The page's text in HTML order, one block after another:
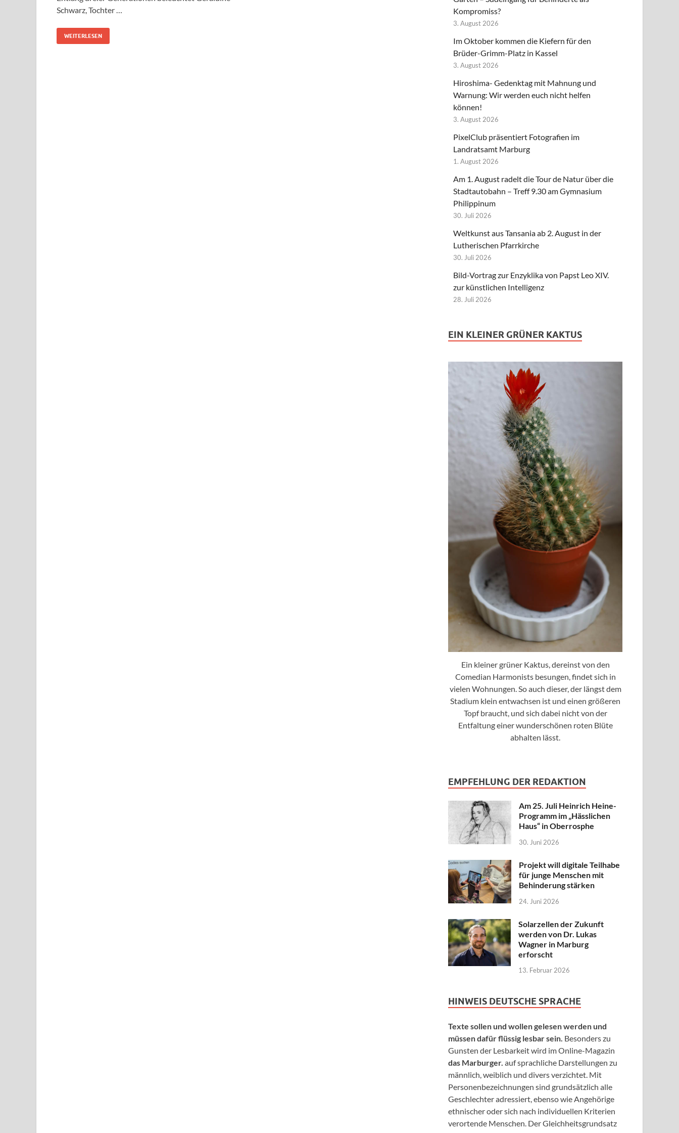
Schwarz, Tochter …
WEITERLESEN
Kompromiss?
3. August 2026
Im Oktober kommen die Kiefern für den
Brüder-Grimm-Platz in Kassel
3. August 2026
Hiroshima- Gedenktag mit Mahnung und
Warnung: Wir werden euch nicht helfen
können!
3. August 2026
PixelClub präsentiert Fotografien im
Landratsamt Marburg
1. August 2026
Am 1. August radelt die Tour de Natur über die
Stadtautobahn – Treff 9.30 am Gymnasium
Philippinum
30. Juli 2026
Weltkunst aus Tansania ab 2. August in der
Lutherischen Pfarrkirche
30. Juli 2026
Bild-Vortrag zur Enzyklika von Papst Leo XIV.
zur künstlichen Intelligenz
28. Juli 2026
EIN KLEINER GRÜNER KAKTUS
Ein kleiner grüner Kaktus, dereinst von den
Comedian Harmonists besungen, findet sich in
vielen Wohnungen. So auch dieser, der längst dem
Stadium klein entwachsen ist und einen größeren
Topf braucht, und sich dabei nicht von der
Entfaltung einer wunderschönen roten Blüte
abhalten lässt.
EMPFEHLUNG DER REDAKTION
Am 25. Juli Heinrich Heine-
Programm im „Hässlichen
Haus“ in Oberrosphe
30. Juni 2026
Projekt will digitale Teilhabe
für junge Menschen mit
Behinderung stärken
24. Juni 2026
Solarzellen der Zukunft
werden von Dr. Lukas
Wagner in Marburg
erforscht
13. Februar 2026
HINWEIS DEUTSCHE SPRACHE
Texte sollen und wollen gelesen werden und
müssen dafür flüssig lesbar sein. Besonders zu
Gunsten der Lesbarkeit wird im Online-Magazin
das Marburger. auf sprachliche Darstellungen zu
männlich, weiblich und divers verzichtet. Mit
Personenbezeichnungen sind grundsätzlich alle
Geschlechter adressiert, ebenso wie Angehörige
ethnischer oder sich nach individuellen Kriterien
verortende Menschen. Der Gleichheitsgrundsatz